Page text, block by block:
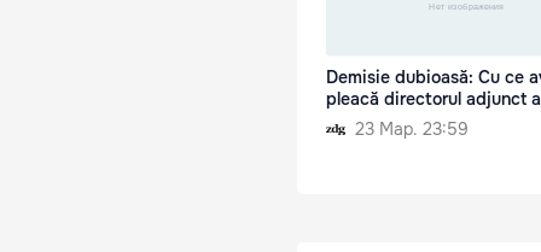
Demisie dubioasă: Cu ce
pleacă directorul adjunct
23 Мар. 23:59